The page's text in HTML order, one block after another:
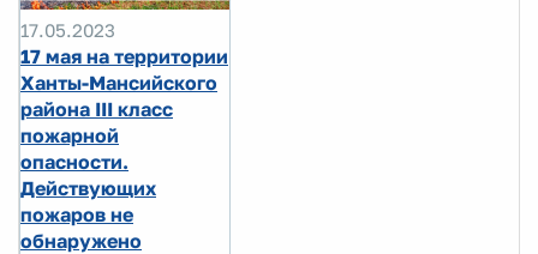
17.05.2023
17 мая на территории
Ханты-Мансийского
района III класс
пожарной
опасности.
Действующих
пожаров не
обнаружено